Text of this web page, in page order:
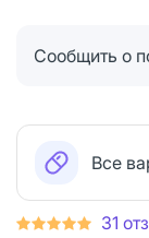
Сообщить о
Все
31